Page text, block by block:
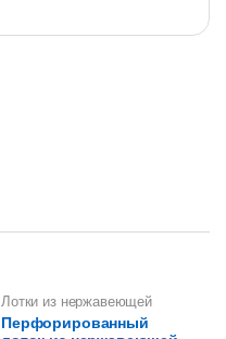
Лотки из нержавеющей
стали Лотки металлические
высотой 50 мм
Перфорированный